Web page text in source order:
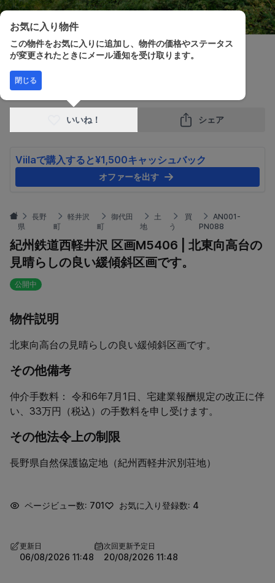
販売価格
¥1,500,000
いいね！ シェア
Viilaで購入すると¥1,500キャッシュバック
オファーを出す
長野
県
軽井沢
町
御代田
町
土
地
買
う
AN001-
PN088
紀州鉄道西軽井沢 区画M5406 | 北東向高台の
見晴らしの良い緩傾斜区画です。
公開中
物件説明
北東向高台の見晴らしの良い緩傾斜区画です。
その他備考
仲介手数料： 令和6年7月1日、宅建業報酬規定の改正に伴
い、33万円（税込）の手数料を申し受けます。
その他法令上の制限
長野県自然保護協定地（紀州西軽井沢別荘地）
ページビュー数: 701 お気に入り登録数: 4
更新日
06/08/2026 11:48
次回更新予定日
20/08/2026 11:48
お気に入り物件
この物件をお気に入りに追加し、物件の価格やステータス
が変更されたときにメール通知を受け取ります。
閉じる